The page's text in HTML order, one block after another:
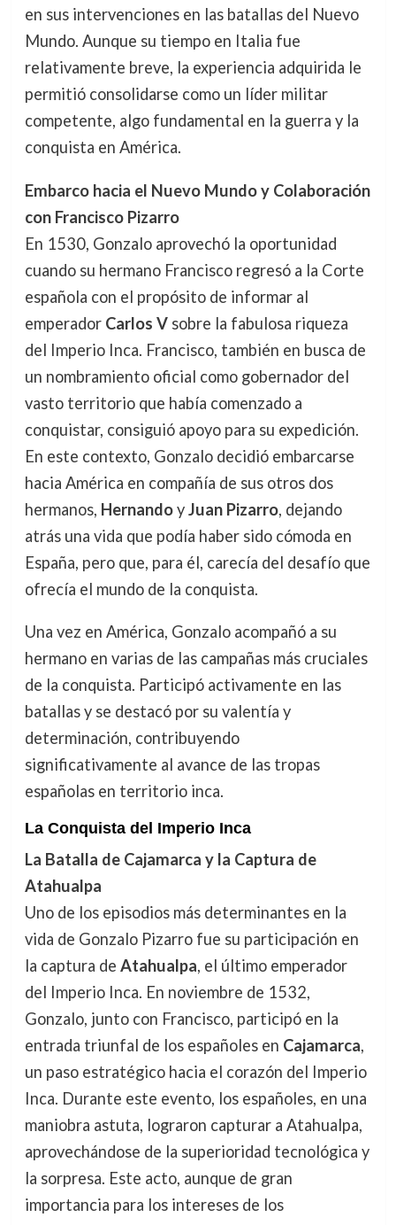
en sus intervenciones en las batallas del Nuevo
Mundo. Aunque su tiempo en Italia fue
relativamente breve, la experiencia adquirida le
permitió consolidarse como un líder militar
competente, algo fundamental en la guerra y la
conquista en América.
Embarco hacia el Nuevo Mundo y Colaboración
con Francisco Pizarro
En 1530, Gonzalo aprovechó la oportunidad
cuando su hermano Francisco regresó a la Corte
española con el propósito de informar al
emperador Carlos Vsobre la fabulosa riqueza
del Imperio Inca. Francisco, también en busca de
un nombramiento oficial como gobernador del
vasto territorio que había comenzado a
conquistar, consiguió apoyo para su expedición.
En este contexto, Gonzalo decidió embarcarse
hacia América en compañía de sus otros dos
hermanos, HernandoyJuan Pizarro, dejando
atrás una vida que podía haber sido cómoda en
España, pero que, para él, carecía del desafío que
ofrecía el mundo de la conquista.
Una vez en América, Gonzalo acompañó a su
hermano en varias de las campañas más cruciales
de la conquista. Participó activamente en las
batallas y se destacó por su valentía y
determinación, contribuyendo
significativamente al avance de las tropas
españolas en territorio inca.
La Conquista del Imperio Inca
La Batalla de Cajamarca y la Captura de
Atahualpa
Uno de los episodios más determinantes en la
vida de Gonzalo Pizarro fue su participación en
la captura de Atahualpa, el último emperador
del Imperio Inca. En noviembre de 1532,
Gonzalo, junto con Francisco, participó en la
entrada triunfal de los españoles en Cajamarca,
un paso estratégico hacia el corazón del Imperio
Inca. Durante este evento, los españoles, en una
maniobra astuta, lograron capturar a Atahualpa,
aprovechándose de la superioridad tecnológica y
la sorpresa. Este acto, aunque de gran
importancia para los intereses de los